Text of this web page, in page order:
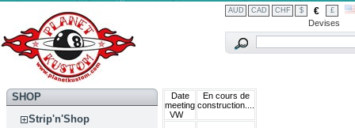
AUD CAD CHF $ € £
Devises
SHOP
Strip'n'Shop
Date
meeting
VW
En cours de
construction....